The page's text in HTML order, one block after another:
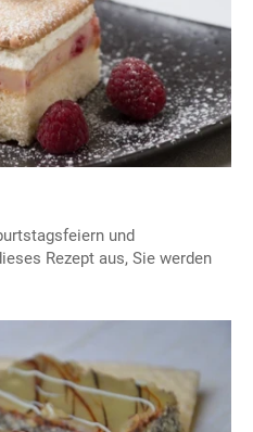
und
Rezept aus, Sie werden